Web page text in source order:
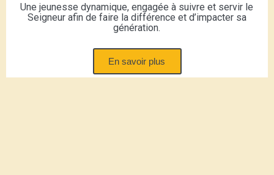
Une jeunesse dynamique, engagée à suivre et servir le
Seigneur afin de faire la différence et d’impacter sa
génération.
En savoir plus